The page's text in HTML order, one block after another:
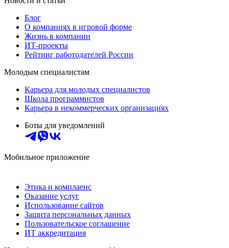
Блог
О компаниях в игровой форме
Жизнь в компании
ИТ-проекты
Рейтинг работодателей России
Молодым специалистам
Карьера для молодых специалистов
Школа программистов
Карьера в некоммерческих организациях
Боты для уведомлений
Мобильное приложение
Этика и комплаенс
Оказание услуг
Использование сайтов
Защита персональных данных
Пользовательское соглашение
ИТ аккредитация